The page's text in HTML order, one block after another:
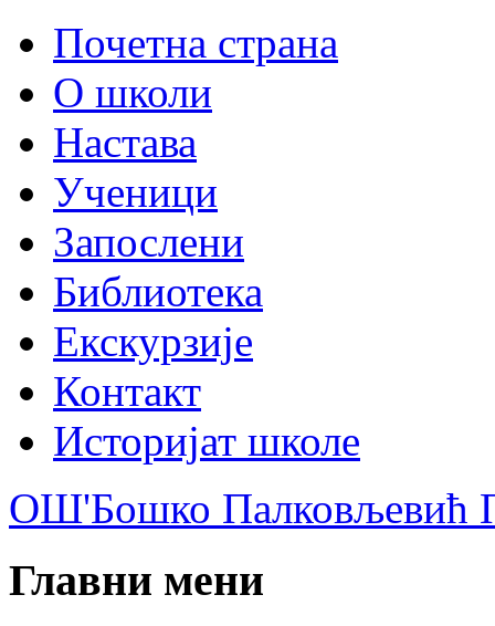
Почетна страна
О школи
Настава
Ученици
Запослени
Библиотека
Екскурзије
Контакт
Историјат школе
ОШ'Бошко Палковљевић
Главни мени